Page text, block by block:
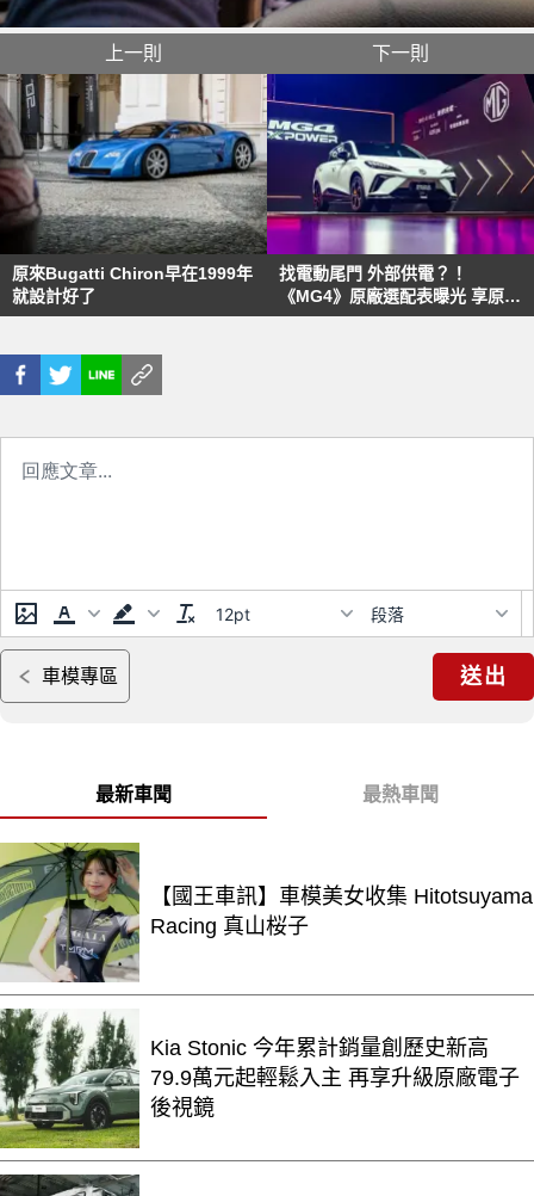
上一則
原來Bugatti Chiron早在1999年
就設計好了
下一則
找電動尾門 外部供電？！
《MG4》原廠選配表曝光 享原廠
保固
12pt 段落
車模專區 送出
最新車聞 最熱車聞
【國王車訊】車模美女收集 Hitotsuyama
Racing 真山桜子
Kia Stonic 今年累計銷量創歷史新高
79.9萬元起輕鬆入主 再享升級原廠電子
後視鏡